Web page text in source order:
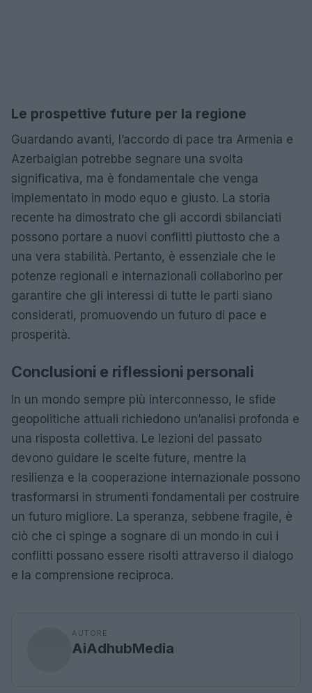
Le prospettive future per la regione
Guardando avanti, l’accordo di pace tra Armenia e
Azerbaigian potrebbe segnare una svolta
significativa, ma è fondamentale che venga
implementato in modo equo e giusto. La storia
recente ha dimostrato che gli accordi sbilanciati
possono portare a nuovi conflitti piuttosto che a
una vera stabilità. Pertanto, è essenziale che le
potenze regionali e internazionali collaborino per
garantire che gli interessi di tutte le parti siano
considerati, promuovendo un futuro di pace e
prosperità.
Conclusioni e riflessioni personali
In un mondo sempre più interconnesso, le sfide
geopolitiche attuali richiedono un’analisi profonda e
una risposta collettiva. Le lezioni del passato
devono guidare le scelte future, mentre la
resilienza e la cooperazione internazionale possono
trasformarsi in strumenti fondamentali per costruire
un futuro migliore. La speranza, sebbene fragile, è
ciò che ci spinge a sognare di un mondo in cui i
conflitti possano essere risolti attraverso il dialogo
e la comprensione reciproca.
AUTORE
AiAdhubMedia